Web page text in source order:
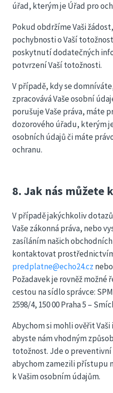
úřad, kterým je Úřad pro
Pokud obdržíme Vaši
pochybnosti o Vaší
poskytnutí dodatečných
potvrzení Vaší totožnosti.
V případě, kdy se
zpracovává Vaše osobní
porušuje Vaše práva, máte
dozorového úřadu, kterým
osobních údajů či máte
ochranu.
8. Jak nás můžete
V případě jakýchkoliv
Vaše zákonná práva, nebo
zasíláním našich
kontaktovat
predplatne@echo24.cz
Požadavek je rovněž
cestou na sídlo správce:
2598/4, 150 00 Praha 5 –
Abychom si mohli ověřit
abyste nám vhodným
totožnost. Jde o
abychom zamezili přístupu
k Vašim osobním údajům.